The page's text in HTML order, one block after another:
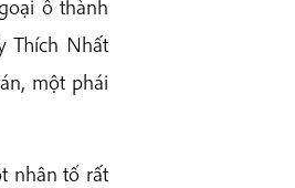
ô thành
Thích Nhất
một phái
nhân tố rất